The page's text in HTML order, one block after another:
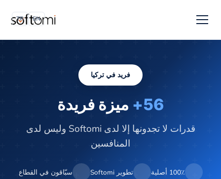
TR EN
فريد في تركيا
56+ ميزة فريدة
قدرات لا تجدونها إلا لدى Softomi وليس لدى
المنافسين
100٪ أصلية تطوير Softomi سبّاقون في القطاع